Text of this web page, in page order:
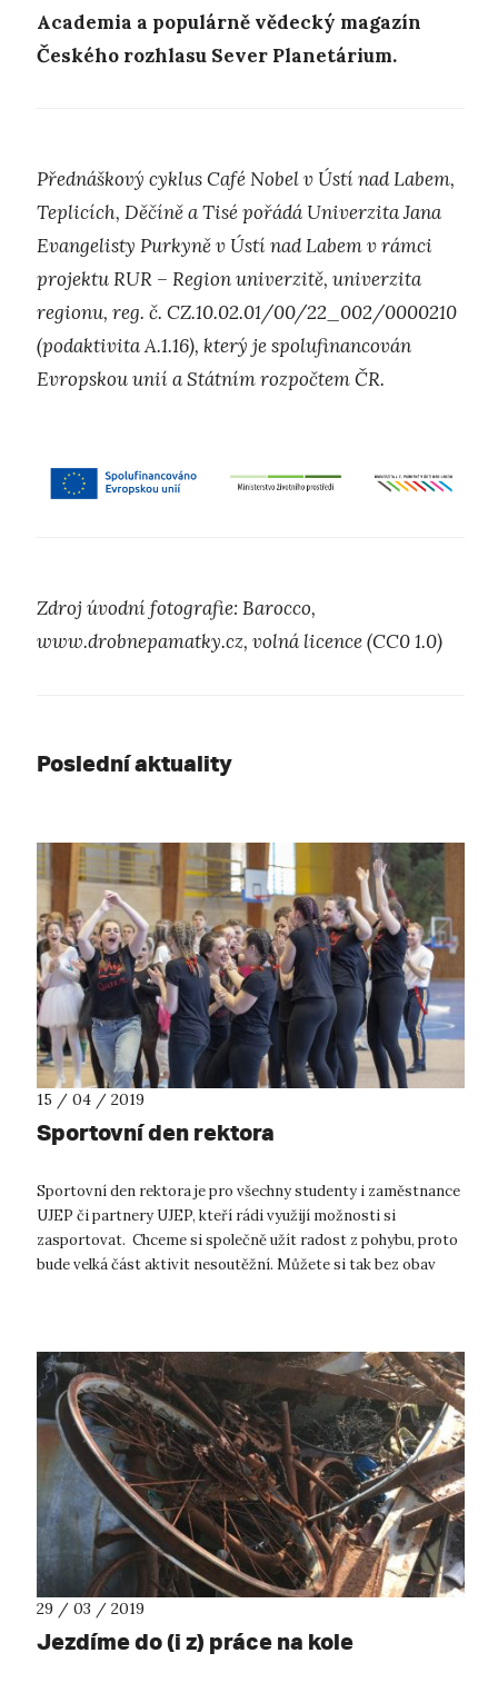
Academia a populárně vědecký magazín
Českého rozhlasu Sever Planetárium.
Přednáškový cyklus Café Nobel v Ústí nad Labem,
Teplicích, Děčíně a Tisé pořádá Univerzita Jana
Evangelisty Purkyně v Ústí nad Labem v rámci
projektu RUR – Region univerzitě, univerzita
regionu, reg. č. CZ.10.02.01/00/22_002/0000210
(podaktivita A.1.16), který je spolufinancován
Evropskou unií a Státním rozpočtem ČR.
Zdroj úvodní fotografie: Barocco,
www.drobnepamatky.cz, volná licence (CC0 1.0)
Poslední aktuality
15 / 04 / 2019
Sportovní den rektora
Sportovní den rektora je pro všechny studenty i zaměstnance
UJEP či partnery UJEP, kteří rádi využijí možnosti si
zasportovat. Chceme si společně užít radost z pohybu, proto
bude velká část aktivit nesoutěžní. Můžete si tak bez obav
29 / 03 / 2019
Jezdíme do (i z) práce na kole